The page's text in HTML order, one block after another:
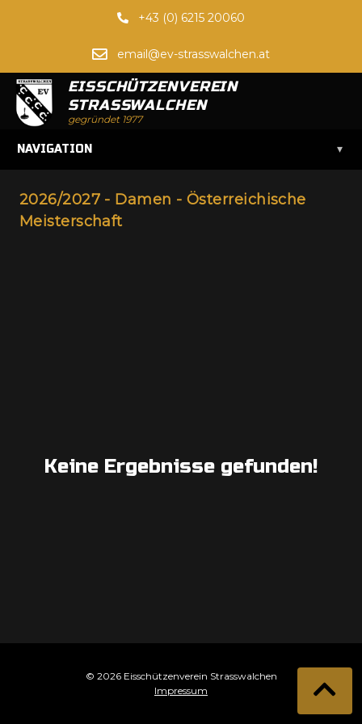
+43 (0) 6215 20060
email@ev-strasswalchen.at
EISSCHÜTZENVEREIN
STRASSWALCHEN
gegründet 1977
NAVIGATION ▾
2026/2027 - Damen - Österreichische
Meisterschaft
Keine Ergebnisse gefunden!
© 2026 Eisschützenverein Strasswalchen
Impressum